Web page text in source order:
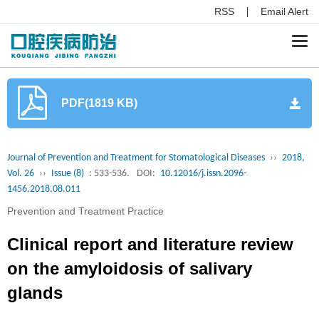
RSS Email Alert
PDF(1819 KB)
Journal of Prevention and Treatment for Stomatological Diseases ›› 2018,
Vol. 26 ›› Issue (8) : 533-536. DOI: 10.12016/j.issn.2096-
1456.2018.08.011
Prevention and Treatment Practice
Clinical report and literature review
on the amyloidosis of salivary
glands